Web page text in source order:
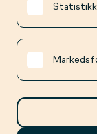
Statistikk